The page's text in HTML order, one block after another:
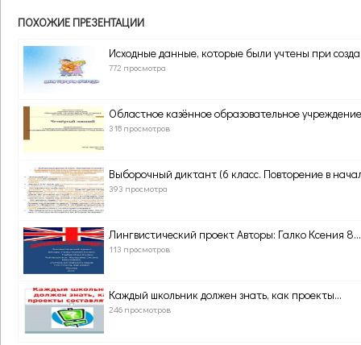
ПОХОЖИЕ ПРЕЗЕНТАЦИИ
Исходные данные, которые были учтены при
772 просмотра
Областное казённое образовательное
318 просмотров
Выборочный диктант (6 класс. Повторение в
393 просмотра
Лингвистический проект Авторы: Галко Ксения 8...
113 просмотров
Каждый школьник должен знать, как проекты...
246 просмотров